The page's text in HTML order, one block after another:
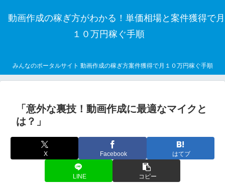
動画作成の稼ぎ方がわかる！単価相場と案件獲得で月
１０万円稼ぐ手順
みんなのポータルサイト 動画作成の稼ぎ方案件獲得で月１０万円稼ぐ手順
「意外な裏技！動画作成に最適なマイクと
は？」
X Facebook はてブ
LINE コピー